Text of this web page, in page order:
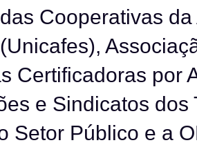
Cooperativas
Certificadoras por
e Sindicatos
Setor Público e a